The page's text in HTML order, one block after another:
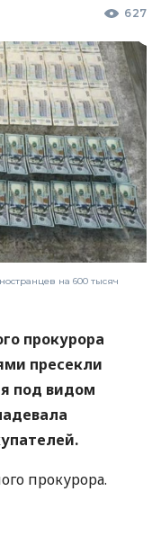
627
на 600 тысяч
прокурора
пресекли
под видом
прокурора.